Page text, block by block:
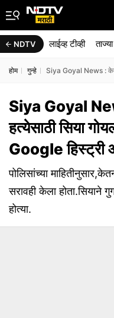
NDTV लाईव्ह टीव्ही ताज्या
होम गुन्हे Siya Goyal News :
Siya Goyal
हत्येसाठी सिया
Google हिस्ट्री
पोलिसांच्या
सरावही केला होता.सियाने
होत्या.